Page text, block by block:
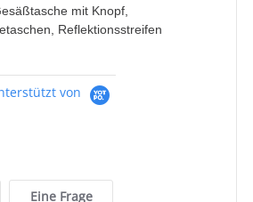
mit Knopf,
Reflektionsstreifen
von
Eine Frage